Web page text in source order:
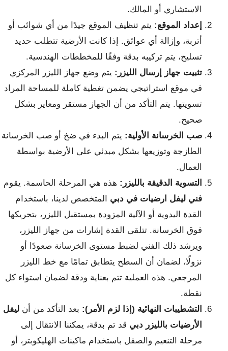
الاستشاري أو المالك.
إعداد الموقع: يتم تنظيف الموقع جيدًا من أي شوائب أو
أتربة، وإزالة أي عوائق. إذا كانت الأرضية تتطلب حديد
تسليح، يتم تركيبه بدقة وفقًا للمخططات الهندسية.
تثبيت جهاز إرسال الليزر: يتم وضع جهاز الليزر المركزي
في موقع استراتيجي يضمن تغطية كاملة للمساحة المراد
تسويتها. يتم التأكد من أن الجهاز مستقر ومعاير بشكل
صحيح.
صب الخرسانة الأولية: يتم البدء في ضخ أو صب الخرسانة
الطازجة وتوزيعها بشكل مبدئي على الأرضية بواسطة
العمال.
التسوية الدقيقة بالليزر: هذه هي المرحلة الحاسمة. يقوم
فني ليفل ارضيات في دبي المتخصص لدينا، باستخدام
القدة اليدوية أو الآلية المزودة بمستقبل الليزر، بتحريكها
فوق الخرسانة. تتلقى القدة إشارات من جهاز الليزر،
ويرشد ذلك الفني لضبط مستوى الخرسانة صعودًا أو
نزولًا، لضمان أن السطح يتطابق تمامًا مع خط الليزر
المرجعي. هذه العملية تتم بعناية ودقة لضمان استواء كل
نقطة.
التشطيبات النهائية (إذا لزم الأمر): بعد التأكد من أن ليفل
الأرضيات بالليزر دبي قد تم بدقة، يمكننا الانتقال إلى
مرحلة التنعيم والصقل باستخدام ماكينات الهليكوبتر، أو